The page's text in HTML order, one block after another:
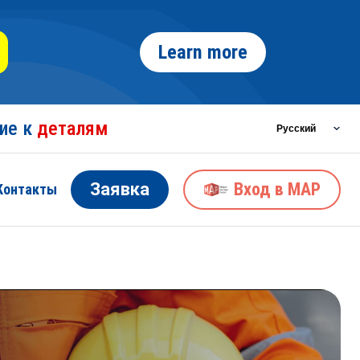
Learn more
к деталям
Заявка Вход в MAP